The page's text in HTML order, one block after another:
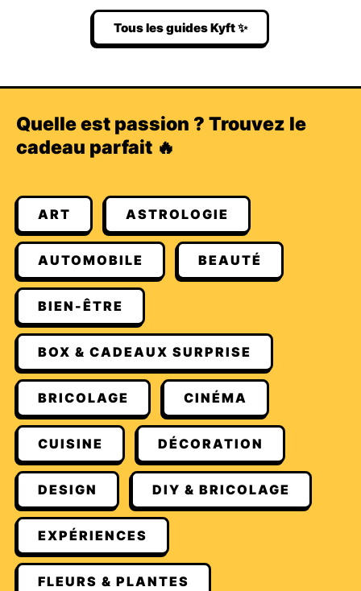
Tous les guides Kyft ✨
Quelle est passion ? Trouvez le
cadeau parfait 🔥
ART ASTROLOGIE
AUTOMOBILE BEAUTÉ
BIEN-ÊTRE
BOX & CADEAUX SURPRISE
BRICOLAGE CINÉMA
CUISINE DÉCORATION
DESIGN DIY & BRICOLAGE
EXPÉRIENCES
FLEURS & PLANTES